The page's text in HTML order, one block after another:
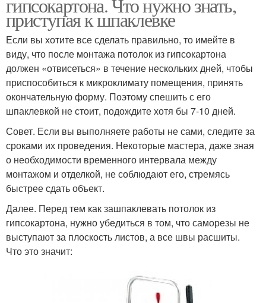
приступая к шпаклевке
Если вы хотите все сделать правильно, то имейте в
виду, что после монтажа потолок из гипсокартона
должен «отвисеться» в течение нескольких дней, чтобы
приспособиться к микроклимату помещения, принять
окончательную форму. Поэтому спешить с его
шпаклевкой не стоит, подождите хотя бы 7-10 дней.
Совет. Если вы выполняете работы не сами, следите за
сроками их проведения. Некоторые мастера, даже зная
о необходимости временного интервала между
монтажом и отделкой, не соблюдают его, стремясь
быстрее сдать объект.
Далее. Перед тем как зашпаклевать потолок из
гипсокартона, нужно убедиться в том, что саморезы не
выступают за плоскость листов, а все швы расшиты.
Что это значит: